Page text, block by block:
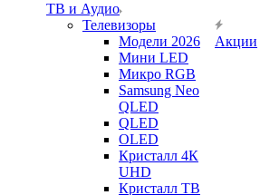
ТВ и Аудио
Телевизоры
Модели 2026
Мини LED
Микро RGB
Samsung Neo
QLED
QLED
OLED
Кристалл 4К
UHD
Кристалл ТВ
Акции